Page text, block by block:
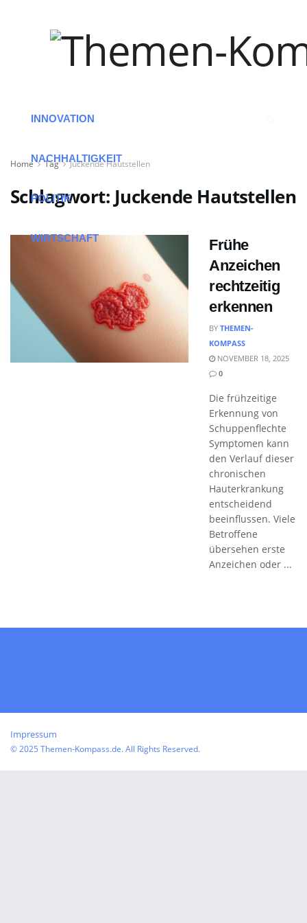
HOME
INNOVATION
NACHHALTIGKEIT
POLITIK
WIRTSCHAFT
Home Tag Juckende Hautstellen
Schlagwort: Juckende Hautstellen
Frühe
Anzeichen
rechtzeitig
erkennen
BY THEMEN-
KOMPASS
NOVEMBER 18, 2025
0
Die frühzeitige
Erkennung von
Schuppenflechte
Symptomen kann
den Verlauf dieser
chronischen
Hauterkrankung
entscheidend
beeinflussen. Viele
Betroffene
übersehen erste
Anzeichen oder ...
Impressum
© 2025 Themen-Kompass.de. All Rights Reserved.